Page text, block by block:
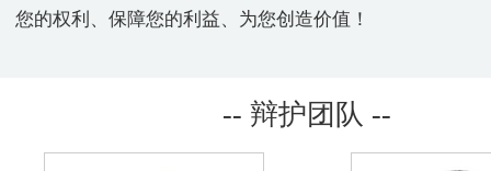
您的权利、保障您的利益、为您创造价值！
-- 辩护团队 --